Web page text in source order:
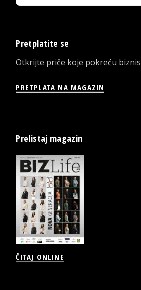
Pretplatite se
Otkrijte priče koje pokreću biznis
PRETPLATA NA MAGAZIN
Prelistaj magazin
ČITAJ ONLINE